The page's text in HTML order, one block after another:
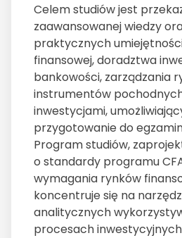
Celem studiów jest
zaawansowanej wiedzy
praktycznych
finansowej, doradztwa
bankowości, zarządzania
instrumentów
inwestycjami,
przygotowanie do
Program studiów,
o standardy programu
wymagania rynków
koncentruje się na
analitycznych
procesach